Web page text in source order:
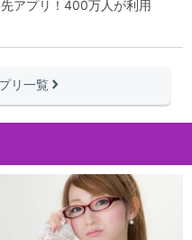
アプリ！400万人が利用
リ一覧 right